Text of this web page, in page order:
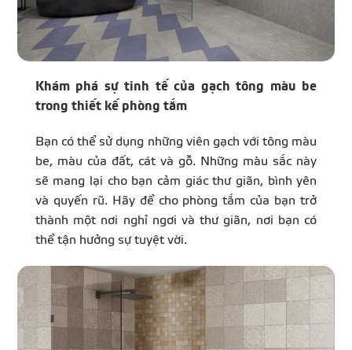
Khám phá sự tinh tế của gạch tông màu be
trong thiết kế phòng tắm
Bạn có thể sử dụng những viên gạch với tông màu
be, màu của đất, cát và gỗ. Những màu sắc này
sẽ mang lại cho bạn cảm giác thư giãn, bình yên
và quyến rũ. Hãy để cho phòng tắm của bạn trở
thành một nơi nghỉ ngơi và thư giãn, nơi bạn có
thể tận hưởng sự tuyệt vời.